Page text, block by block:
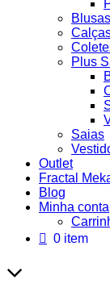
Blusas
Plus
Saias
Outlet
Fractal
Blog
Minha conta
0 item
Site
Overlay